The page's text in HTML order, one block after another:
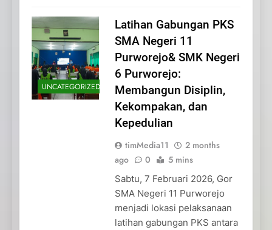
UNCATEGORIZED
Latihan Gabungan PKS
SMA Negeri 11
Purworejo& SMK Negeri
6 Purworejo:
Membangun Disiplin,
Kekompakan, dan
Kepedulian
timMedia11
2 months
ago
0 5 mins
Sabtu, 7 Februari 2026, Gor
SMA Negeri 11 Purworejo
menjadi lokasi pelaksanaan
latihan gabungan PKS antara